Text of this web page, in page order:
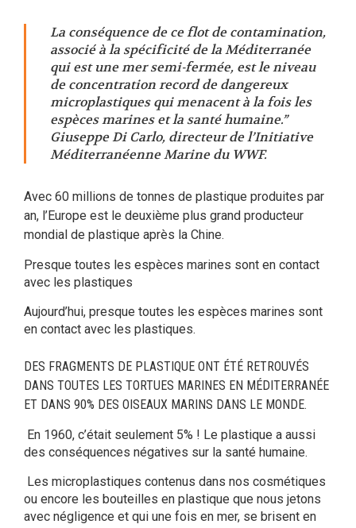
La conséquence de ce flot de contamination,
associé à la spécificité de la Méditerranée
qui est une mer semi-fermée, est le niveau
de concentration record de dangereux
microplastiques qui menacent à la fois les
espèces marines et la santé humaine.”
Giuseppe Di Carlo, directeur de l’Initiative
Méditerranéenne Marine du WWF.
Avec 60 millions de tonnes de plastique produites par
an, l’Europe est le deuxième plus grand producteur
mondial de plastique après la Chine.
Presque toutes les espèces marines sont en contact
avec les plastiques
Aujourd’hui, presque toutes les espèces marines sont
en contact avec les plastiques.
DES FRAGMENTS DE PLASTIQUE ONT ÉTÉ RETROUVÉS
DANS TOUTES LES TORTUES MARINES EN MÉDITERRANÉE
ET DANS 90% DES OISEAUX MARINS DANS LE MONDE.
En 1960, c’était seulement 5% ! Le plastique a aussi
des conséquences négatives sur la santé humaine.
Les microplastiques contenus dans nos cosmétiques
ou encore les bouteilles en plastique que nous jetons
avec négligence et qui une fois en mer, se brisent en